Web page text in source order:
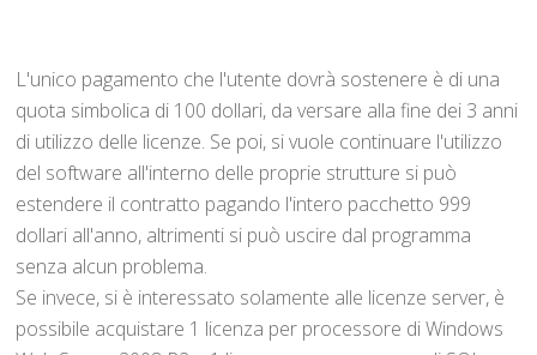
L'unico pagamento che l'utente dovrà sostenere è di una
quota simbolica di 100 dollari, da versare alla fine dei 3 anni
di utilizzo delle licenze. Se poi, si vuole continuare l'utilizzo
del software all'interno delle proprie strutture si può
estendere il contratto pagando l'intero pacchetto 999
dollari all'anno, altrimenti si può uscire dal programma
senza alcun problema.
Se invece, si è interessato solamente alle licenze server, è
possibile acquistare 1 licenza per processore di Windows